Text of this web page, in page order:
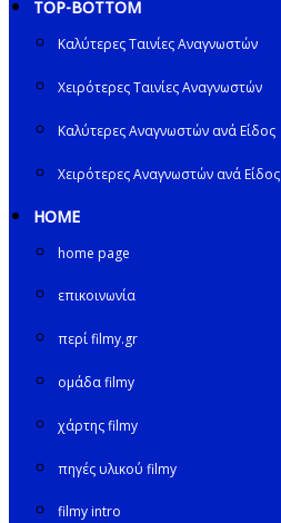
TOP-BOTTOM
Καλύτερες Ταινίες Αναγνωστών
Χειρότερες Ταινίες Αναγνωστών
Καλύτερες Αναγνωστών ανά Είδος
Χειρότερες Αναγνωστών ανά Είδος
HOME
home page
επικοινωνία
περί filmy.gr
ομάδα filmy
χάρτης filmy
πηγές υλικού filmy
filmy intro